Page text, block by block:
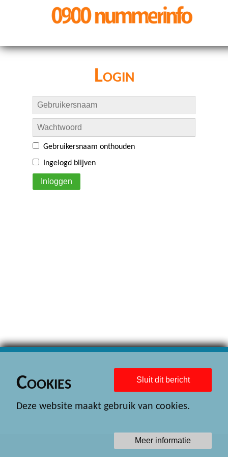
Login
Gebruikersnaam onthouden
Ingelogd blijven
Inloggen
Sluit dit bericht
Cookies
Deze website maakt gebruik van cookies.
Meer informatie